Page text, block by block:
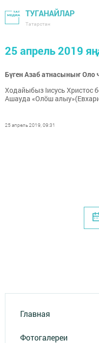
ТУГАНАЙЛАР
Татарстан
25 апрель 2019
Бүген Азаб атнасыныҥ Оло
Ходайыбыз Iисусь Христос
Ашауда «Олöш
25 апрель 2019, 09:31
Главная
Фотогалереи